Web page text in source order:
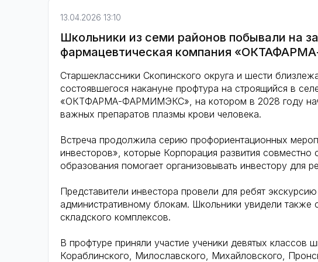
13.04.2026 13:10
Школьники из семи районов побывали на
фармацевтическая компания
Старшеклассники Скопинского округа и шести
состоявшегося накануне профтура на строящийся в
«ОКТФАРМА-ФАРМИМЭКС», на котором в 2028 году
важных препаратов плазмы крови человека.
Встреча продолжила серию профориентационных
инвесторов», которые Корпорация развития совместно
образования помогает организовывать инвестору для
Представители инвестора провели для ребят
административному блокам. Школьники увидели также
складского комплексов.
В профтуре приняли участие ученики девятых классов
Кораблинского, Милославского, Михайловского,